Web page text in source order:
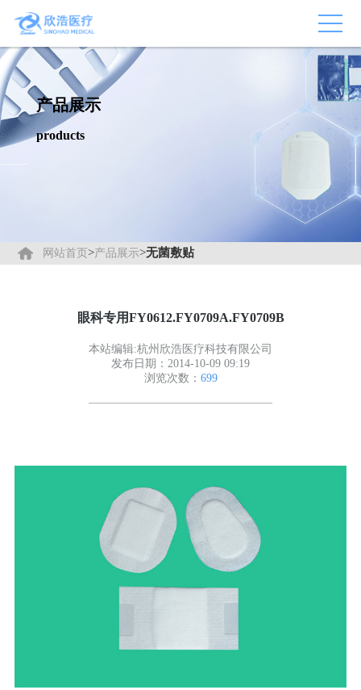
产品展示
products
网站首页>产品展示>无菌敷贴
眼科专用FY0612.FY0709A.FY0709B
本站编辑:杭州欣浩医疗科技有限公司
发布日期：2014-10-09 09:19
浏览次数： 699